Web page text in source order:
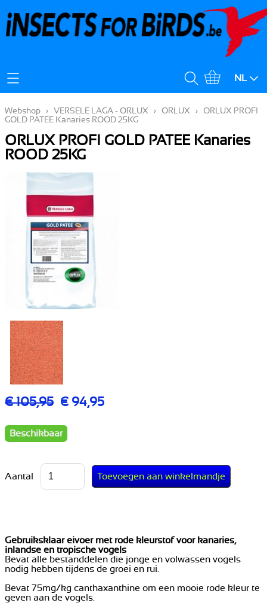
Mijn Account
Verzendingskost
NL
Webshop › VERSELE LAGA - ORLUX › ORLUX ›
ORLUX PROFI
GOLD PATEE Kanaries ROOD 25KG
ORLUX PROFI GOLD PATEE Kanaries
ROOD 25KG
€ 105,95 € 94,95
Beschikbaar
Aantal
Gebruiksklaar eivoer met rode kleurstof voor kanaries,
inlandse en tropische vogels
Bevat alle bestanddelen die jonge en volwassen vogels
nodig hebben tijdens de groei en rui.
Bevat 75mg/kg canthaxanthine om een mooie rode kleur te
geven aan de vogels.